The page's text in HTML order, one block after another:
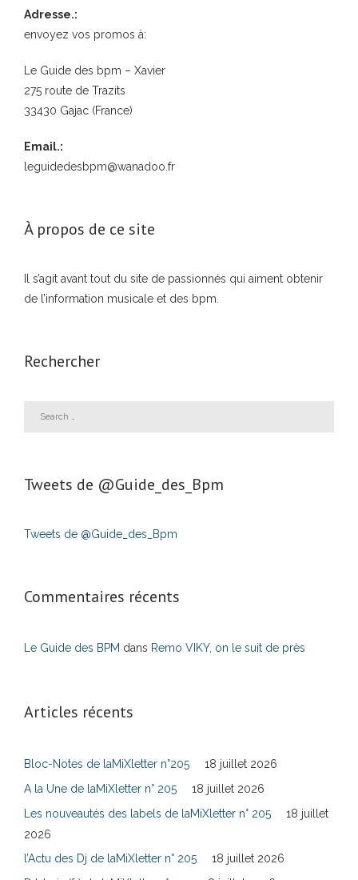
Adresse.:
envoyez vos promos à:
Le Guide des bpm – Xavier
275 route de Trazits
33430 Gajac (France)
Email.:
leguidedesbpm@wanadoo.fr
À propos de ce site
Il s’agit avant tout du site de passionnés qui aiment obtenir
de l’information musicale et des bpm.
Rechercher
Tweets de ‎@Guide_des_Bpm
Tweets de @Guide_des_Bpm
Commentaires récents
Le Guide des BPM dans Remo VIKY, on le suit de près
Articles récents
Bloc-Notes de laMiXletter n°205
18 juillet 2026
A la Une de laMiXletter n° 205
18 juillet 2026
Les nouveautés des labels de laMiXletter n° 205
18 juillet
2026
l’Actu des Dj de laMiXletter n° 205
18 juillet 2026